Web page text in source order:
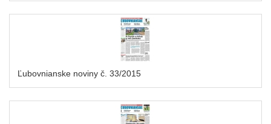
Ľubovnianske noviny č. 33/2015